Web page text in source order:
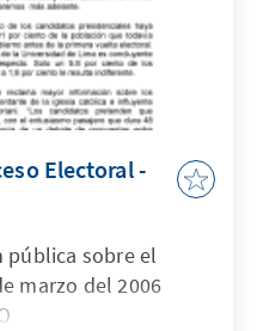
Electoral -
pública sobre el
marzo del 2006